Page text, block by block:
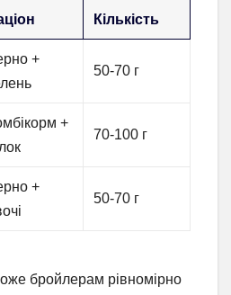
Кількість
+
50-70 г
+
70-100 г
+
50-70 г
бройлерам рівномірно